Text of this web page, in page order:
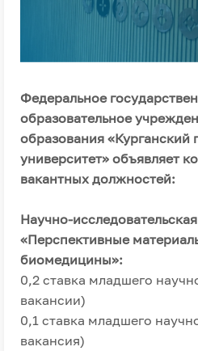
Федеральное
образовательное
образования «Курганский
университет» объявляет
вакантных должностей:
Научно-
«Перспективные
биомедицины»:
0,2 ставка младшего
вакансии)
0,1 ставка младшего
вакансия)